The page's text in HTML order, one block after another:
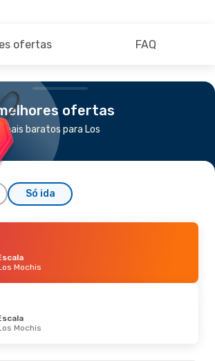
ofertas FAQ
ofertas
baratos para Los
Só ida
Mochis
Mochis